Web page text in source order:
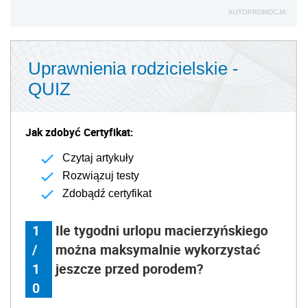
AUTOPROMOCJA
Uprawnienia rodzicielskie -
QUIZ
Jak zdobyć Certyfikat:
Czytaj artykuły
Rozwiązuj testy
Zdobądź certyfikat
1
/
1
0
Ile tygodni urlopu macierzyńskiego
można maksymalnie wykorzystać
jeszcze przed porodem?